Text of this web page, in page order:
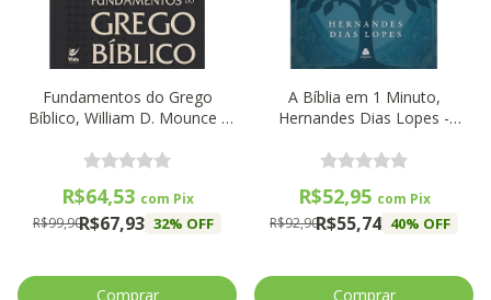
Fundamentos do Grego
Bíblico, William D. Mounce -
R$67,93
R$99,90 32% OFF
R$64,53 com Pix
A Bíblia em 1 Minuto,
Hernandes Dias Lopes -
R$55,74
R$92,90 40% OFF
R$52,95 com Pix